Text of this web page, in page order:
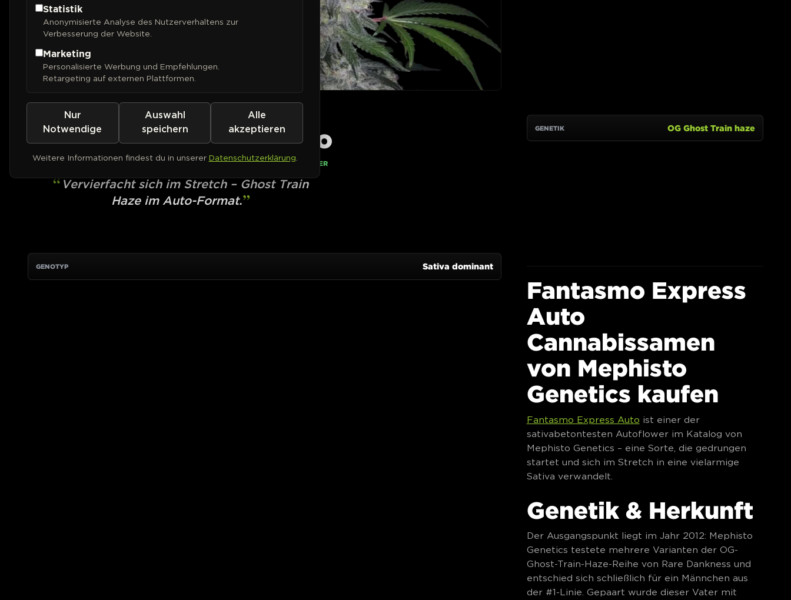
MEPHISTO GENETICS
Fantasmo Express Auto
• AUF LAGER
Vervierfacht sich im Stretch – Ghost Train
Haze im Auto-Format.
Fantasmo Express
Auto
Cannabissamen
von Mephisto
Genetics kaufen
Fantasmo Express Auto ist einer der
sativabetontesten Autoflower im Katalog von
Mephisto Genetics – eine Sorte, die gedrungen
startet und sich im Stretch in eine vielarmige
Sativa verwandelt.
Genetik & Herkunft
Der Ausgangspunkt liegt im Jahr 2012: Mephisto
Genetics testete mehrere Varianten der OG-
Ghost-Train-Haze-Reihe von Rare Dankness und
entschied sich schließlich für ein Männchen aus
der #1-Linie. Gepaart wurde dieser Vater mit
Statistik
Anonymisierte Analyse des Nutzerverhaltens zur
Verbesserung der Website.
Marketing
Personalisierte Werbung und Empfehlungen.
Retargeting auf externen Plattformen.
Nur
Notwendige
Auswahl
speichern
Alle
akzeptieren
Weitere Informationen findest du in unserer Datenschutzerklärung